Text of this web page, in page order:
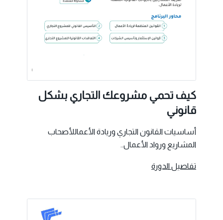
كيف تحمي مشروعك التجاري بشكل
قانوني
أساسيات القانون التجاري وريادة الأعماللأصحاب
المشاريع ورواد الأعمال..
تفاصيل الدورة